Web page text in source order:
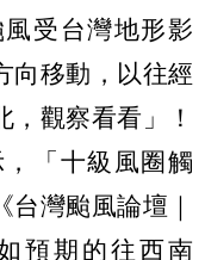
受台灣地形影
向移動，以往經
觀察看看」！
「十級風圈觸
灣颱風論壇｜
預期的往西南